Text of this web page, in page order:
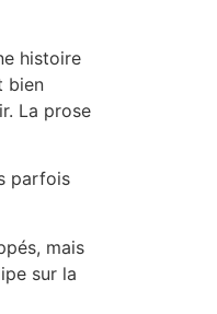
histoire
bien
La prose
parfois
mais
sur la